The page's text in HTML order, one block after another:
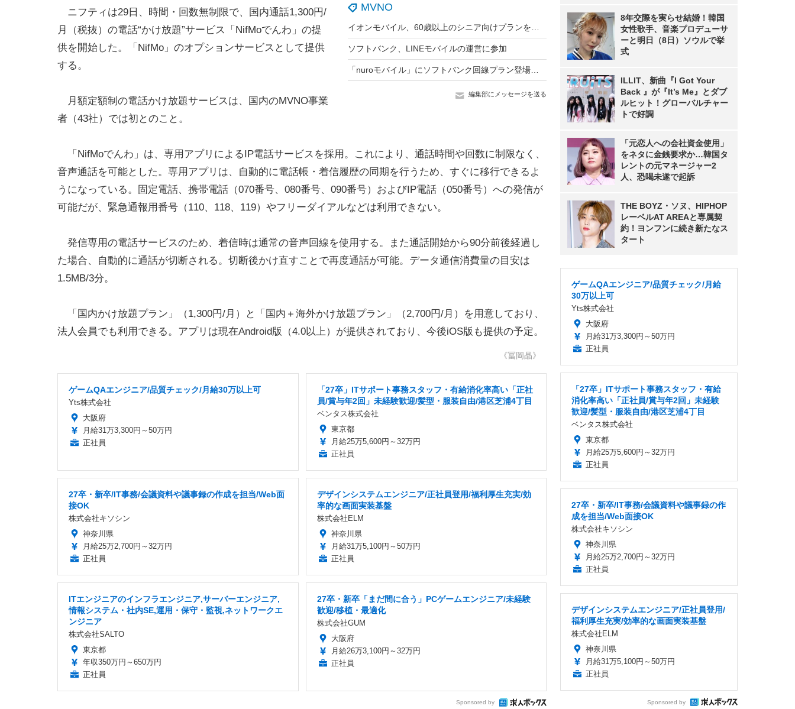
MVNO
ソフトバンク、LINEモバイルの運営に参加
編集部にメッセージを送る
ニフティは29日、時間・回数無制限で、国内通話1,300円/
月（税抜）の電話“かけ放題”サービス「NifMoでんわ」の提
供を開始した。「NifMo」のオプションサービスとして提供
する。
月額定額制の電話かけ放題サービスは、国内のMVNO事業
者（43社）では初とのこと。
「NifMoでんわ」は、専用アプリによるIP電話サービスを採用。これにより、通話時間や回数に制限なく、
音声通話を可能とした。専用アプリは、自動的に電話帳・着信履歴の同期を行うため、すぐに移行できるよ
うになっている。固定電話、携帯電話（070番号、080番号、090番号）およびIP電話（050番号）への発信が
可能だが、緊急通報用番号（110、118、119）やフリーダイアルなどは利用できない。
発信専用の電話サービスのため、着信時は通常の音声回線を使用する。また通話開始から90分前後経過し
た場合、自動的に通話が切断される。切断後かけ直すことで再度通話が可能。データ通信消費量の目安は
1.5MB/3分。
「国内かけ放題プラン」（1,300円/月）と「国内＋海外かけ放題プラン」（2,700円/月）を用意しており、
法人会員でも利用できる。アプリは現在Android版（4.0以上）が提供されており、今後iOS版も提供の予定。
《冨岡晶》
ゲームQAエンジニア/品質チェック/月給30万以上可
Yts株式会社
大阪府
月給31万3,300円～50万円
正社員
「27卒」ITサポート事務スタッフ・有給消化率高い「正社
員/賞与年2回」未経験歓迎/髪型・服装自由/港区芝浦4丁目
ベンタス株式会社
東京都
月給25万5,600円～32万円
正社員
27卒・新卒/IT事務/会議資料や議事録の作成を担当/Web面
接OK
株式会社キソシン
神奈川県
月給25万2,700円～32万円
正社員
デザインシステムエンジニア/正社員登用/福利厚生充実/効
率的な画面実装基盤
株式会社ELM
神奈川県
月給31万5,100円～50万円
正社員
ITエンジニアのインフラエンジニア,サーバーエンジニア,
情報システム・社内SE,運用・保守・監視,ネットワークエ
ンジニア
株式会社SALTO
東京都
年収350万円～650万円
正社員
27卒・新卒「まだ間に合う」PCゲームエンジニア/未経験
歓迎/移植・最適化
株式会社GUM
大阪府
月給26万3,100円～32万円
正社員
Sponsored by
8年交際を実らせ結婚！韓国
女性歌手、音楽プロデューサ
ーと明日（8日）ソウルで挙
式
ILLIT、新曲『I Got Your
Back 』が『It’s Me』とダブ
ルヒット！グローバルチャー
トで好調
「元恋人への会社資金使用」
をネタに金銭要求か…韓国タ
レントの元マネージャー2
人、恐喝未遂で起訴
THE BOYZ・ソヌ、HIPHOP
レーベルAT AREAと専属契
約！ヨンフンに続き新たなス
タート
ゲームQAエンジニア/品質チェック/月給
30万以上可
Yts株式会社
大阪府
月給31万3,300円～50万円
正社員
「27卒」ITサポート事務スタッフ・有給
消化率高い「正社員/賞与年2回」未経験
歓迎/髪型・服装自由/港区芝浦4丁目
ベンタス株式会社
東京都
月給25万5,600円～32万円
正社員
27卒・新卒/IT事務/会議資料や議事録の作
成を担当/Web面接OK
株式会社キソシン
神奈川県
月給25万2,700円～32万円
正社員
デザインシステムエンジニア/正社員登用/
福利厚生充実/効率的な画面実装基盤
株式会社ELM
神奈川県
月給31万5,100円～50万円
正社員
Sponsored by